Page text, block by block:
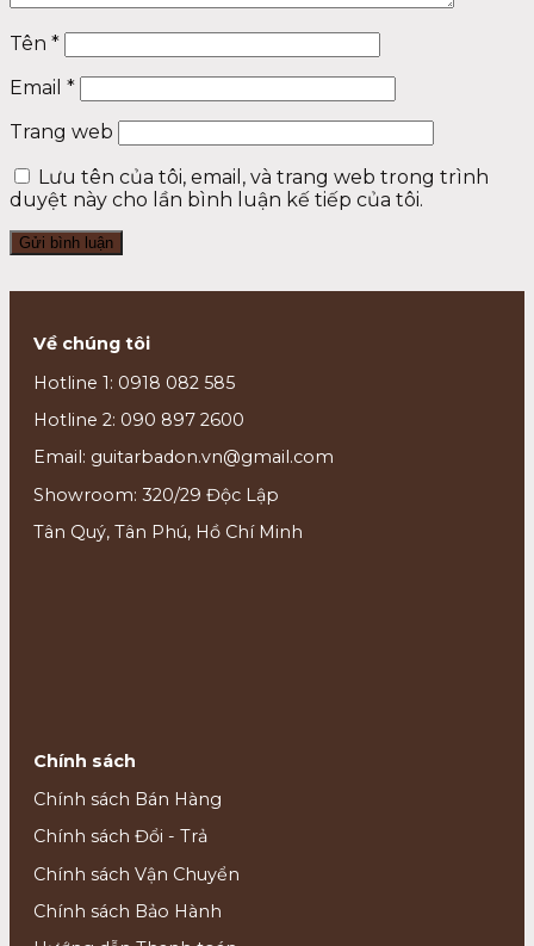
Tên *
Email *
Trang web
Lưu tên của tôi, email, và trang web trong trình
duyệt này cho lần bình luận kế tiếp của tôi.
Về chúng tôi
Hotline 1: 0918 082 585
Hotline 2: 090 897 2600
Email: guitarbadon.vn@gmail.com
Showroom: 320/29 Độc Lập
Tân Quý, Tân Phú, Hồ Chí Minh
Chính sách
Chính sách Bán Hàng
Chính sách Đổi - Trả
Chính sách Vận Chuyển
Chính sách Bảo Hành